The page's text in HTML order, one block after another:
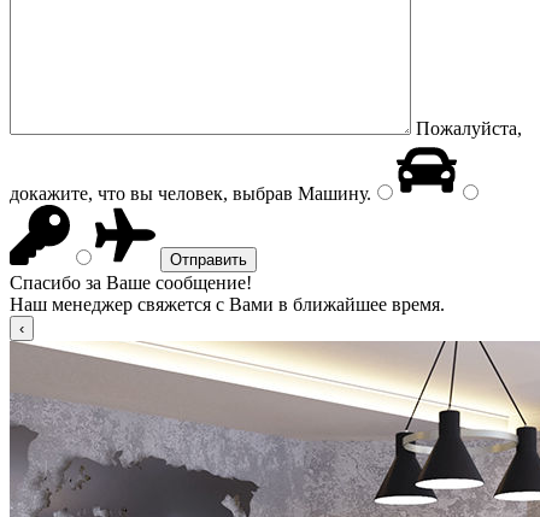
Пожалуйста,
докажите, что вы человек, выбрав Машину.
Спасибо за Ваше сообщение!
Наш менеджер свяжется с Вами в ближайшее время.